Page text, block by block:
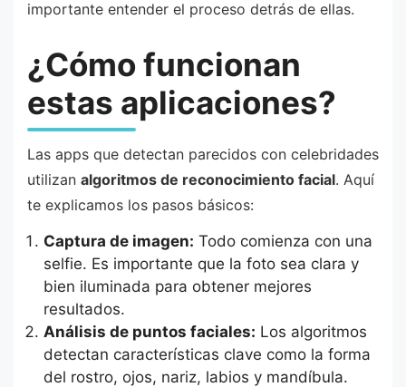
importante entender el proceso detrás de ellas.
¿Cómo funcionan
estas aplicaciones?
Las apps que detectan parecidos con celebridades
utilizan algoritmos de reconocimiento facial. Aquí
te explicamos los pasos básicos:
Captura de imagen: Todo comienza con una
selfie. Es importante que la foto sea clara y
bien iluminada para obtener mejores
resultados.
Análisis de puntos faciales: Los algoritmos
detectan características clave como la forma
del rostro, ojos, nariz, labios y mandíbula.